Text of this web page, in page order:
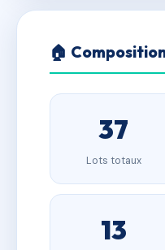
🏠
37
Lots totaux
13